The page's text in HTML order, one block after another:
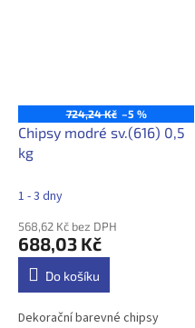
724,24 Kč –5 %
Chipsy modré sv.(616) 0,5
kg
1 - 3 dny
568,62 Kč bez DPH
688,03 Kč
Do košíku
Dekorační barevné chipsy